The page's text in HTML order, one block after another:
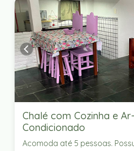
Chalé com Cozinha e Ar-
Condicionado
Acomoda até 5 pessoas.